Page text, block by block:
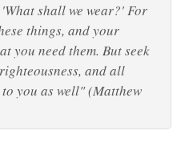
shall we wear?' For
things, and your
you need them. But seek
and all
you as well" (Matthew